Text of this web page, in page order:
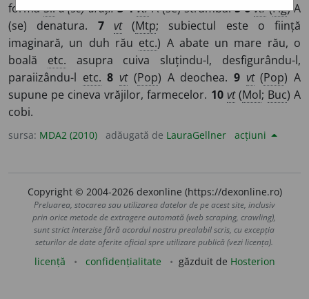
formaSi: a (se) urâți. 3-4 vtrA (se) strâmba.5-6 vtr(Fig) A
(se) denatura. 7 vt(Mtp; subiectul este o ființă
imaginară, un duh rău etc.) A abate un mare rău, o
boală etc. asupra cuiva sluțindu-l, desfigurându-l,
paraiizându-l etc. 8 vt(Pop) A deochea. 9 vt(Pop) A
supune pe cineva vrăjilor, farmecelor. 10 vt(Mol; Buc) A
cobi.
sursa: MDA2 (2010) adăugată de LauraGellner acțiuni
Copyright © 2004-2026 dexonline (https://dexonline.ro)
Preluarea, stocarea sau utilizarea datelor de pe acest site, inclusiv
prin orice metode de extragere automată (web scraping, crawling),
sunt strict interzise fără acordul nostru prealabil scris, cu excepția
seturilor de date oferite oficial spre utilizare publică (vezi licența).
licență confidențialitate găzduit de Hosterion